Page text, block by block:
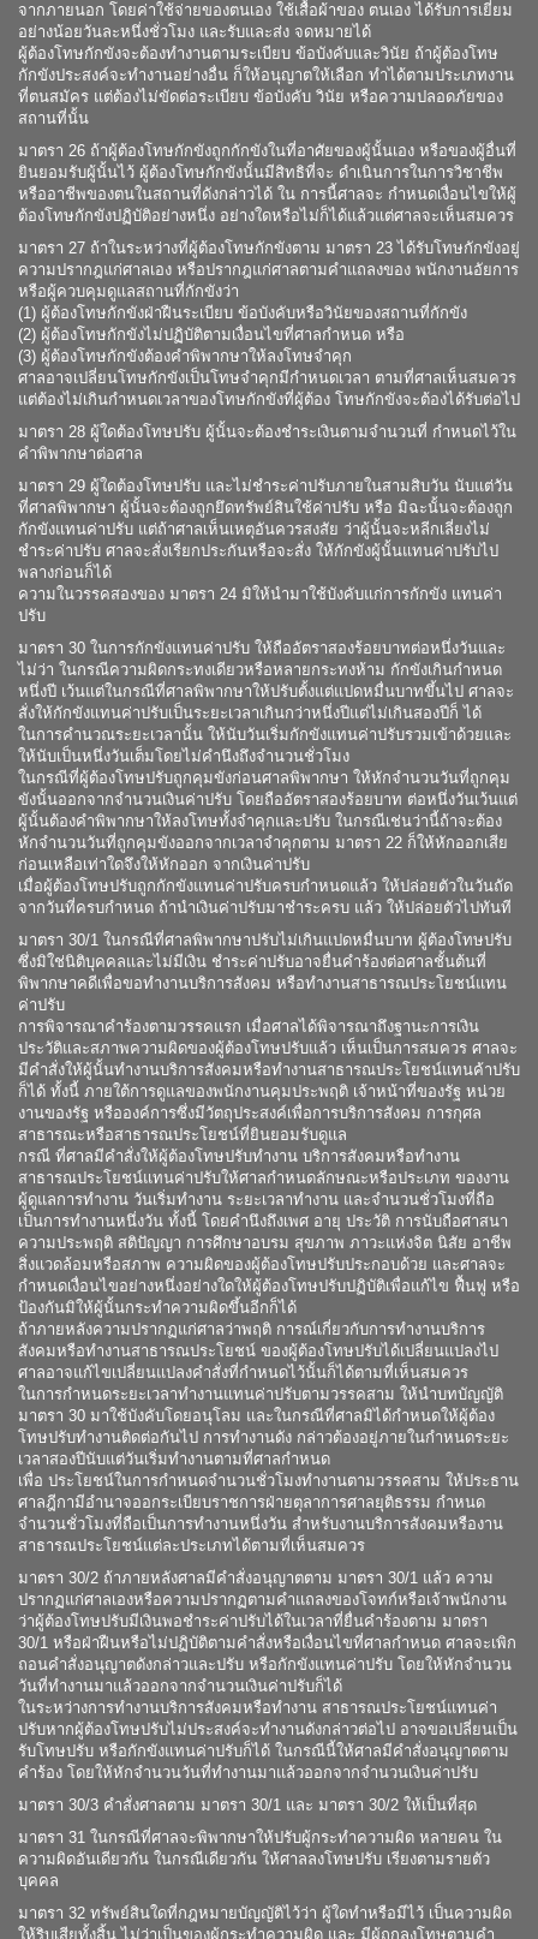
จากภายนอก โดยค่าใช้จ่ายของตนเอง ใช้เสื้อผ้าของ ตนเอง ได้รับการเยี่ยม
อย่างน้อยวันละหนึ่งชั่วโมง และรับและส่ง จดหมายได้
ผู้ต้องโทษกักขังจะต้องทำงานตามระเบียบ ข้อบังคับและวินัย ถ้าผู้ต้องโทษ
กักขังประสงค์จะทำงานอย่างอื่น ก็ให้อนุญาตให้เลือก ทำได้ตามประเภทงาน
ที่ตนสมัคร แต่ต้องไม่ขัดต่อระเบียบ ข้อบังคับ วินัย หรือความปลอดภัยของ
สถานที่นั้น
มาตรา 26 ถ้าผู้ต้องโทษกักขังถูกกักขังในที่อาศัยของผู้นั้นเอง หรือของผู้อื่นที่
ยินยอมรับผู้นั้นไว้ ผู้ต้องโทษกักขังนั้นมีสิทธิที่จะ ดำเนินการในการวิชาชีพ
หรืออาชีพของตนในสถานที่ดังกล่าวได้ ใน การนี้ศาลจะ กำหนดเงื่อนไขให้ผู้
ต้องโทษกักขังปฏิบัติอย่างหนึ่ง อย่างใดหรือไม่ก็ได้แล้วแต่ศาลจะเห็นสมควร
มาตรา 27 ถ้าในระหว่างที่ผู้ต้องโทษกักขังตาม มาตรา 23 ได้รับโทษกักขังอยู่
ความปรากฎแก่ศาลเอง หรือปรากฎแก่ศาลตามคำแถลงของ พนักงานอัยการ
หรือผู้ควบคุมดูแลสถานที่กักขังว่า
(1) ผู้ต้องโทษกักขังฝ่าฝืนระเบียบ ข้อบังคับหรือวินัยของสถานที่กักขัง
(2) ผู้ต้องโทษกักขังไม่ปฏิบัติตามเงื่อนไขที่ศาลกำหนด หรือ
(3) ผู้ต้องโทษกักขังต้องคำพิพากษาให้ลงโทษจำคุก
ศาลอาจเปลี่ยนโทษกักขังเป็นโทษจำคุกมีกำหนดเวลา ตามที่ศาลเห็นสมควร
แต่ต้องไม่เกินกำหนดเวลาของโทษกักขังที่ผู้ต้อง โทษกักขังจะต้องได้รับต่อไป
มาตรา 28 ผู้ใดต้องโทษปรับ ผู้นั้นจะต้องชำระเงินตามจำนวนที่ กำหนดไว้ใน
คำพิพากษาต่อศาล
มาตรา 29 ผู้ใดต้องโทษปรับ และไม่ชำระค่าปรับภายในสามสิบวัน นับแต่วัน
ที่ศาลพิพากษา ผู้นั้นจะต้องถูกยึดทรัพย์สินใช้ค่าปรับ หรือ มิฉะนั้นจะต้องถูก
กักขังแทนค่าปรับ แต่ถ้าศาลเห็นเหตุอันควรสงสัย ว่าผู้นั้นจะหลีกเลี่ยงไม่
ชำระค่าปรับ ศาลจะสั่งเรียกประกันหรือจะสั่ง ให้กักขังผู้นั้นแทนค่าปรับไป
พลางก่อนก็ได้
ความในวรรคสองของ มาตรา 24 มิให้นำมาใช้บังคับแก่การกักขัง แทนค่า
ปรับ
มาตรา 30 ในการกักขังแทนค่าปรับ ให้ถืออัตราสองร้อยบาทต่อหนึ่งวันและ
ไม่ว่า ในกรณีความผิดกระทงเดียวหรือหลายกระทงห้าม กักขังเกินกำหนด
หนึ่งปี เว้นแต่ในกรณีที่ศาลพิพากษาให้ปรับตั้งแต่แปดหมื่นบาทขึ้นไป ศาลจะ
สั่งให้กักขังแทนค่าปรับเป็นระยะเวลาเกินกว่าหนึ่งปีแต่ไม่เกินสองปีก็ ได้
ในการคำนวณระยะเวลานั้น ให้นับวันเริ่มกักขังแทนค่าปรับรวมเข้าด้วยและ
ให้นับเป็นหนึ่งวันเต็มโดยไม่คำนึงถึงจำนวนชั่วโมง
ในกรณีที่ผู้ต้องโทษปรับถูกคุมขังก่อนศาลพิพากษา ให้หักจำนวนวันที่ถูกคุม
ขังนั้นออกจากจำนวนเงินค่าปรับ โดยถืออัตราสองร้อยบาท ต่อหนึ่งวันเว้นแต่
ผู้นั้นต้องคำพิพากษาให้ลงโทษทั้งจำคุกและปรับ ในกรณีเช่นว่านี้ถ้าจะต้อง
หักจำนวนวันที่ถูกคุมขังออกจากเวลาจำคุกตาม มาตรา 22 ก็ให้หักออกเสีย
ก่อนเหลือเท่าใดจึงให้หักออก จากเงินค่าปรับ
เมื่อผู้ต้องโทษปรับถูกกักขังแทนค่าปรับครบกำหนดแล้ว ให้ปล่อยตัวในวันถัด
จากวันที่ครบกำหนด ถ้านำเงินค่าปรับมาชำระครบ แล้ว ให้ปล่อยตัวไปทันที
มาตรา 30/1 ในกรณีที่ศาลพิพากษาปรับไม่เกินแปดหมื่นบาท ผู้ต้องโทษปรับ
ซึ่งมิใช่นิติบุคคลและไม่มีเงิน ชำระค่าปรับอาจยื่นคำร้องต่อศาลชั้นต้นที่
พิพากษาคดีเพื่อขอทำงานบริการสังคม หรือทำงานสาธารณประโยชน์แทน
ค่าปรับ
การพิจารณาคำร้องตามวรรคแรก เมื่อศาลได้พิจารณาถึงฐานะการเงิน
ประวัติและสภาพความผิดของผู้ต้องโทษปรับแล้ว เห็นเป็นการสมควร ศาลจะ
มีคำสั่งให้ผู้นั้นทำงานบริการสังคมหรือทำงานสาธารณประโยชน์แทนค้าปรับ
ก็ได้ ทั้งนี้ ภายใต้การดูแลของพนักงานคุมประพฤติ เจ้าหน้าที่ของรัฐ หน่วย
งานของรัฐ หรือองค์การซึ่งมีวัตถุประสงค์เพื่อการบริการสังคม การกุศล
สาธารณะหรือสาธารณประโยชน์ที่ยินยอมรับดูแล
กรณี ที่ศาลมีคำสั่งให้ผู้ต้องโทษปรับทำงาน บริการสังคมหรือทำงาน
สาธารณประโยชน์แทนค่าปรับให้ศาลกำหนดลักษณะหรือประเภท ของงาน
ผู้ดูแลการทำงาน วันเริ่มทำงาน ระยะเวลาทำงาน และจำนวนชั่วโมงที่ถือ
เป็นการทำงานหนึ่งวัน ทั้งนี้ โดยคำนึงถึงเพศ อายุ ประวัติ การนับถือศาสนา
ความประพฤติ สติปัญญา การศึกษาอบรม สุขภาพ ภาวะแห่งจิต นิสัย อาชีพ
สิ่งแวดล้อมหรือสภาพ ความผิดของผู้ต้องโทษปรับประกอบด้วย และศาลจะ
กำหนดเงื่อนไขอย่างหนึ่งอย่างใดให้ผู้ต้องโทษปรับปฏิบัติเพื่อแก้ไข ฟื้นฟู หรือ
ป้องกันมิให้ผู้นั้นกระทำความผิดขึ้นอีกก็ได้
ถ้าภายหลังความปรากฏแก่ศาลว่าพฤติ การณ์เกี่ยวกับการทำงานบริการ
สังคมหรือทำงานสาธารณประโยชน์ ของผู้ต้องโทษปรับได้เปลี่ยนแปลงไป
ศาลอาจแก้ไขเปลี่ยนแปลงคำสั่งที่กำหนดไว้นั้นก็ได้ตามที่เห็นสมควร
ในการกำหนดระยะเวลาทำงานแทนค่าปรับตามวรรคสาม ให้นำบทบัญญัติ
มาตรา 30 มาใช้บังคับโดยอนุโลม และในกรณีที่ศาลมิได้กำหนดให้ผู้ต้อง
โทษปรับทำงานติดต่อกันไป การทำงานดัง กล่าวต้องอยู่ภายในกำหนดระยะ
เวลาสองปีนับแต่วันเริ่มทำงานตามที่ศาลกำหนด
เพื่อ ประโยชน์ในการกำหนดจำนวนชั่วโมงทำงานตามวรรคสาม ให้ประธาน
ศาลฎีกามีอำนาจออกระเบียบราชการฝ่ายตุลาการศาลยุติธรรม กำหนด
จำนวนชั่วโมงที่ถือเป็นการทำงานหนึ่งวัน สำหรับงานบริการสังคมหรืองาน
สาธารณประโยชน์แต่ละประเภทได้ตามที่เห็นสมควร
มาตรา 30/2 ถ้าภายหลังศาลมีคำสั่งอนุญาตตาม มาตรา 30/1 แล้ว ความ
ปรากฏแก่ศาลเองหรือความปรากฏตามคำแถลงของโจทก์หรือเจ้าพนักงาน
ว่าผู้ต้องโทษปรับมีเงินพอชำระค่าปรับได้ในเวลาที่ยื่นคำร้องตาม มาตรา
30/1 หรือฝ่าฝืนหรือไม่ปฏิบัติตามคำสั่งหรือเงื่อนไขที่ศาลกำหนด ศาลจะเพิก
ถอนคำสั่งอนุญาตดังกล่าวและปรับ หรือกักขังแทนค่าปรับ โดยให้หักจำนวน
วันที่ทำงานมาแล้วออกจากจำนวนเงินค่าปรับก็ได้
ในระหว่างการทำงานบริการสังคมหรือทำงาน สาธารณประโยชน์แทนค่า
ปรับหากผู้ต้องโทษปรับไม่ประสงค์จะทำงานดังกล่าวต่อไป อาจขอเปลี่ยนเป็น
รับโทษปรับ หรือกักขังแทนค่าปรับก็ได้ ในกรณีนี้ให้ศาลมีคำสั่งอนุญาตตาม
คำร้อง โดยให้หักจำนวนวันที่ทำงานมาแล้วออกจากจำนวนเงินค่าปรับ
มาตรา 30/3 คำสั่งศาลตาม มาตรา 30/1 และ มาตรา 30/2 ให้เป็นที่สุด
มาตรา 31 ในกรณีที่ศาลจะพิพากษาให้ปรับผู้กระทำความผิด หลายคน ใน
ความผิดอันเดียวกัน ในกรณีเดียวกัน ให้ศาลลงโทษปรับ เรียงตามรายตัว
บุคคล
มาตรา 32 ทรัพย์สินใดที่กฎหมายบัญญัติไว้ว่า ผู้ใดทำหรือมีไว้ เป็นความผิด
ให้ริบเสียทั้งสิ้น ไม่ว่าเป็นของผู้กระทำความผิด และ มีผู้ถูกลงโทษตามคำ